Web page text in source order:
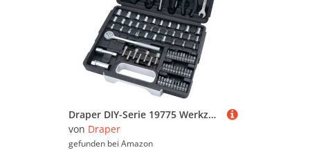
Draper DIY-Serie 19775 Werkzeugset 105-teilig
von Draper
gefunden bei Amazon